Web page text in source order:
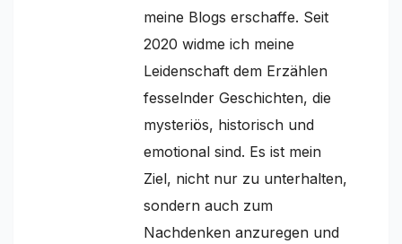
meine Blogs erschaffe. Seit
2020 widme ich meine
Leidenschaft dem Erzählen
fesselnder Geschichten, die
mysteriös, historisch und
emotional sind. Es ist mein
Ziel, nicht nur zu unterhalten,
sondern auch zum
Nachdenken anzuregen und